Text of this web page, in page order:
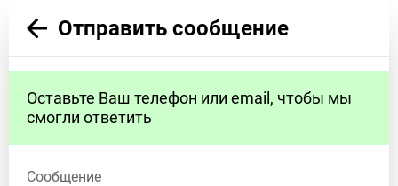
Отправить сообщение
Оставьте Ваш телефон или email, чтобы мы
смогли ответить
Сообщение